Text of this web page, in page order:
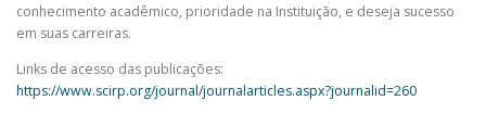
conhecimento acadêmico, prioridade na Instituição, e deseja sucesso
em suas carreiras.
Links de acesso das publicações:
https://www.scirp.org/journal/journalarticles.aspx?journalid=260